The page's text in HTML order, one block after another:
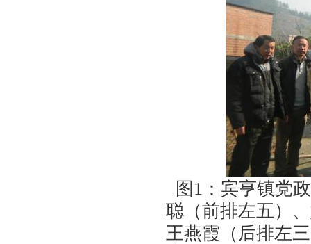
图 1 ：宾亨镇党
聪（前排左五）
王燕霞（后排左